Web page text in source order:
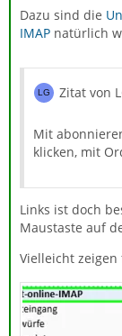
Dazu sind die
IMAP natürlich
Zitat von
Mit
klicken, mit
Links ist doch
Maustaste auf
Vielleicht